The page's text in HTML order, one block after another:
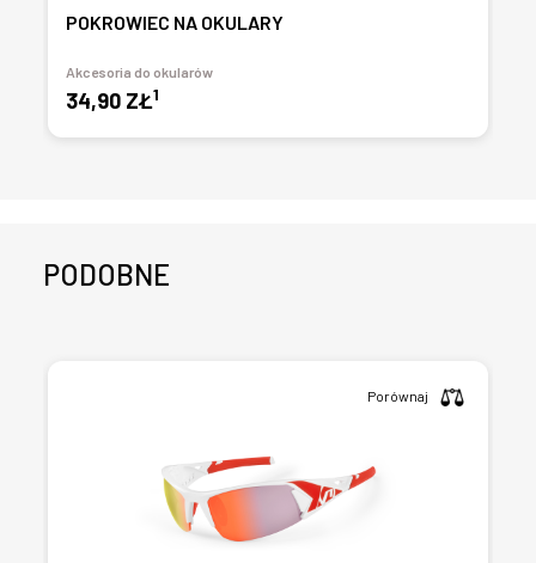
POKROWIEC NA OKULARY
Akcesoria do okularów
34,90 ZŁ1
PODOBNE
Porównaj